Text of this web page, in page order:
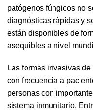
patógenos fúngicos no
diagnósticas rápidas y
están disponibles de
asequibles a nivel
Las formas invasivas
con frecuencia a
personas con
sistema inmunitario.